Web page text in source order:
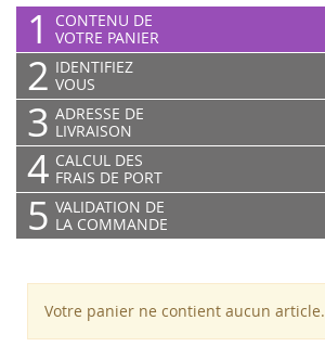
1
CONTENU DE
VOTRE PANIER
2 IDENTIFIEZ
VOUS
3 ADRESSE DE
LIVRAISON
4 CALCUL DES
FRAIS DE PORT
5 VALIDATION DE
LA COMMANDE
Votre panier ne contient aucun article.